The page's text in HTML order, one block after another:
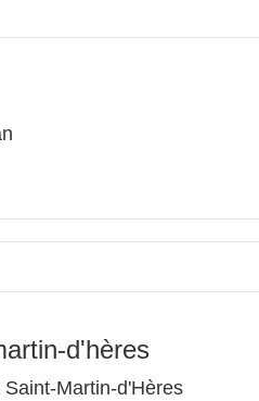
d'hères
Martin-d'Hères